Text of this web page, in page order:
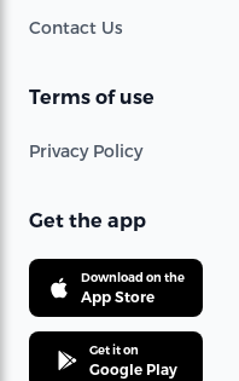
Contact Us
Terms of use
Privacy Policy
Get the app
Download on the
App Store
Get it on
Google Play